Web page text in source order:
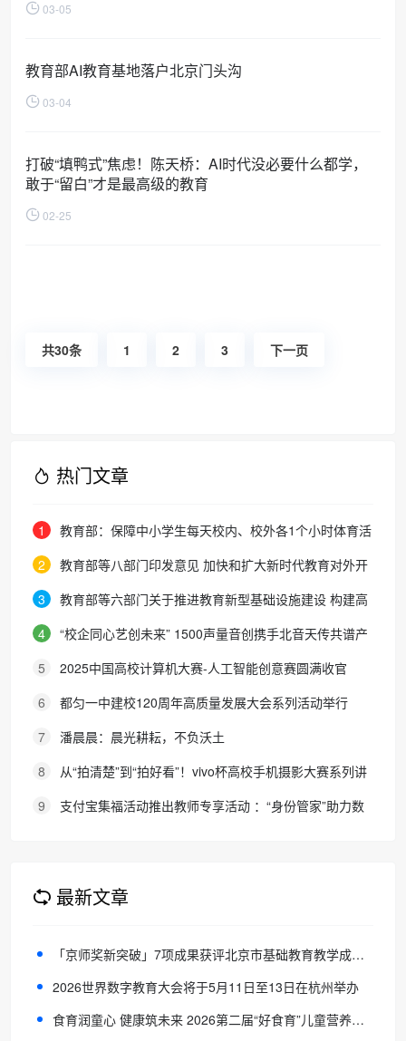
03-05
教育部AI教育基地落户北京门头沟
03-04
打破“填鸭式”焦虑！陈天桥：AI时代没必要什么都学，
敢于“留白”才是最高级的教育
02-25
共30条 1 2 3 下一页
热门文章
1
教育部：保障中小学生每天校内、校外各1个小时体育活
动时间
2
教育部等八部门印发意见 加快和扩大新时代教育对外开
放
3
教育部等六部门关于推进教育新型基础设施建设 构建高
质量教育支撑体系的指导意见
4
“校企同心艺创未来” 1500声量音创携手北音天传共谱产
教融合新篇章
5
2025中国高校计算机大赛-人工智能创意赛圆满收官
6
都匀一中建校120周年高质量发展大会系列活动举行
7
潘晨晨：晨光耕耘，不负沃土
8
从“拍清楚”到“拍好看”！vivo杯高校手机摄影大赛系列讲
座走进广东科技学院
9
支付宝集福活动推出教师专享活动 ：“身份管家”助力数
最新文章
「京师奖新突破」7项成果获评北京市基础教育教学成果奖
2026世界数字教育大会将于5月11日至13日在杭州举办
食育润童心 健康筑未来 2026第二届“好食育”儿童营养与健康主题活动启幕